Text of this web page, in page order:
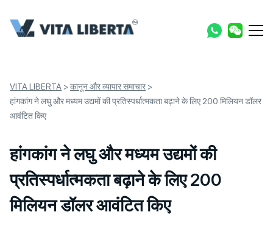
VITA LIBERTA > कानून और व्यापार समाचार >
हांगकांग ने लघु और मध्यम उद्यमों की प्रतिस्पर्धात्मकता बढ़ाने के लिए 200 मिलियन डॉलर
आवंटित किए
हांगकांग ने लघु और मध्यम उद्यमों की
प्रतिस्पर्धात्मकता बढ़ाने के लिए 200
मिलियन डॉलर आवंटित किए